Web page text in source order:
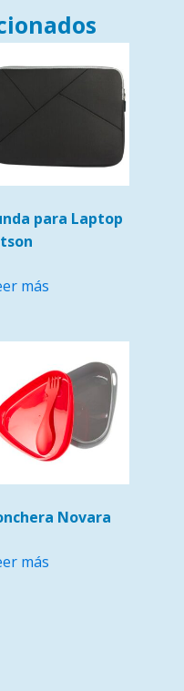
para Laptop
más
Novara
más